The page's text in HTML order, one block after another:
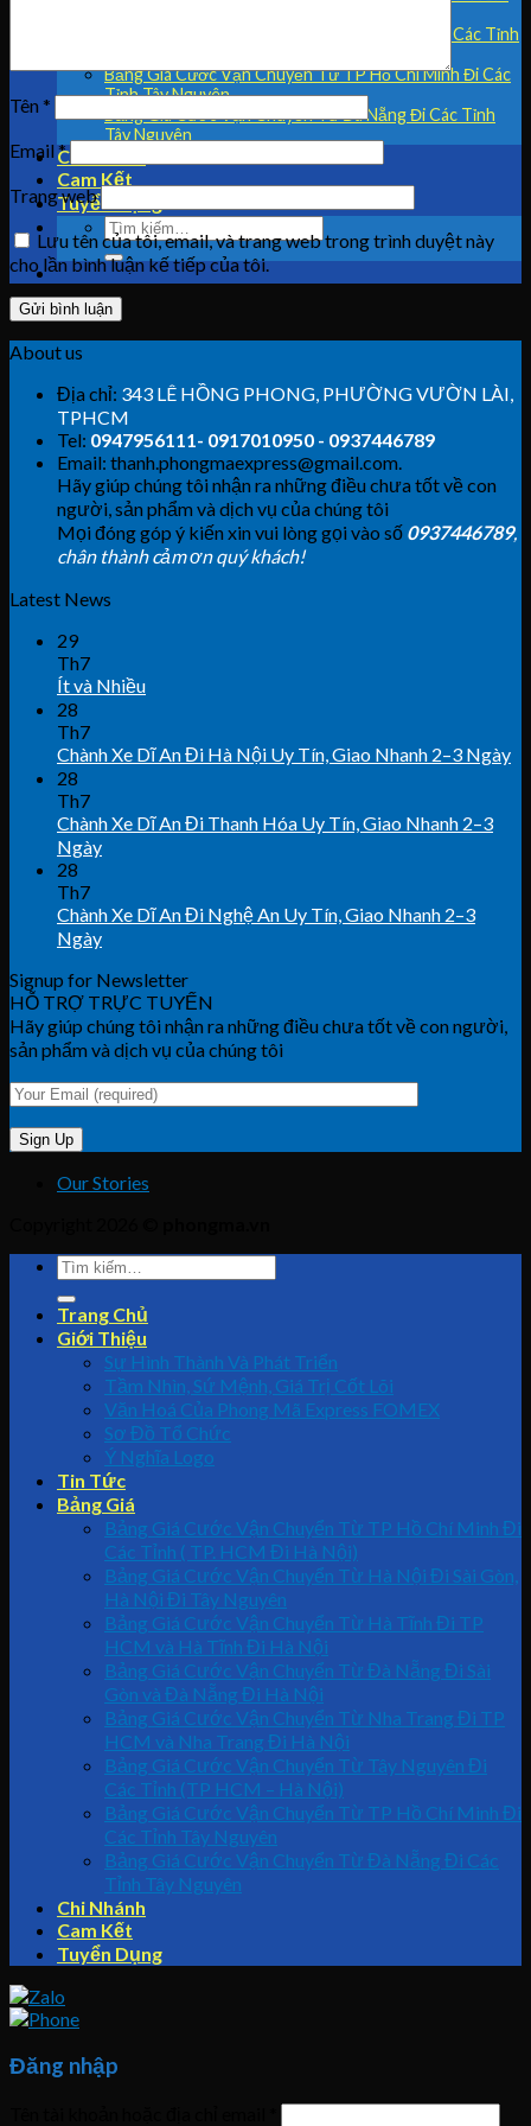
Bảng Giá Cước Vận Chuyển Từ Tây Nguyên Đi Các Tỉnh
Bảng Giá Cước Vận Chuyển Từ TP Hồ Chí Minh Đi Các
Tỉnh Tây Nguyên
Bảng Giá Cước Vận Chuyển Từ Đà Nẵng Đi Các Tỉnh
Tây Nguyên
Chi Nhánh
Cam Kết
Tuyển Dụng
Tên*
Email*
Trang web
Lưu tên của tôi, email, và trang web trong trình duyệt này
cho lần bình luận kế tiếp của tôi.
About us
Địa chỉ: 343 LÊ HỒNG PHONG, PHƯỜNG VƯỜN LÀI,
TPHCM
Tel: 0947956111- 0917010950 - 0937446789
Email: thanh.phongmaexpress@gmail.com.
Hãy giúp chúng tôi nhận ra những điều chưa tốt về con
người, sản phẩm và dịch vụ của chúng tôi
Mọi đóng góp ý kiến xin vui lòng gọi vào số 0937446789,
chân thành cảm ơn quý khách!
Latest News
29
Th7
Ít và Nhiều
28
Th7
Chành Xe Dĩ An Đi Hà Nội Uy Tín, Giao Nhanh 2–3 Ngày
28
Th7
Chành Xe Dĩ An Đi Thanh Hóa Uy Tín, Giao Nhanh 2–3
Ngày
28
Th7
Chành Xe Dĩ An Đi Nghệ An Uy Tín, Giao Nhanh 2–3
Ngày
Signup for Newsletter
HỖ TRỢ TRỰC TUYẾN
Hãy giúp chúng tôi nhận ra những điều chưa tốt về con người,
sản phẩm và dịch vụ của chúng tôi
Our Stories
Trang Chủ
Giới Thiệu
Sự Hình Thành Và Phát Triển
Tầm Nhìn, Sứ Mệnh, Giá Trị Cốt Lõi
Văn Hoá Của Phong Mã Express FOMEX
Sơ Đồ Tổ Chức
Ý Nghĩa Logo
Tin Tức
Bảng Giá
Bảng Giá Cước Vận Chuyển Từ TP Hồ Chí Minh Đi
Các Tỉnh ( TP. HCM Đi Hà Nội)
Bảng Giá Cước Vận Chuyển Từ Hà Nội Đi Sài Gòn,
Hà Nội Đi Tây Nguyên
Bảng Giá Cước Vận Chuyển Từ Hà Tĩnh Đi TP
HCM và Hà Tĩnh Đi Hà Nội
Bảng Giá Cước Vận Chuyển Từ Đà Nẵng Đi Sài
Gòn và Đà Nẵng Đi Hà Nội
Bảng Giá Cước Vận Chuyển Từ Nha Trang Đi TP
HCM và Nha Trang Đi Hà Nội
Bảng Giá Cước Vận Chuyển Từ Tây Nguyên Đi
Các Tỉnh (TP HCM – Hà Nội)
Bảng Giá Cước Vận Chuyển Từ TP Hồ Chí Minh Đi
Các Tỉnh Tây Nguyên
Bảng Giá Cước Vận Chuyển Từ Đà Nẵng Đi Các
Tỉnh Tây Nguyên
Chi Nhánh
Cam Kết
Tuyển Dụng
Đăng nhập